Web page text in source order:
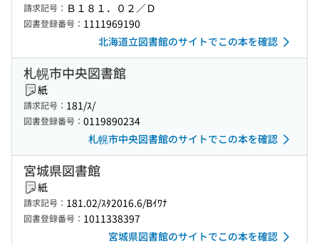
請求記号： Ｂ１８１．０２／Ｄ
図書登録番号： 1111969190
北海道立図書館のサイトでこの本を確認
札幌市中央図書館
紙
請求記号： 181/ｽ/
図書登録番号： 0119890234
札幌市中央図書館のサイトでこの本を確認
宮城県図書館
紙
請求記号： 181.02/ｽﾀ2016.6/Bｲﾜﾅ
図書登録番号： 1011338397
宮城県図書館のサイトでこの本を確認